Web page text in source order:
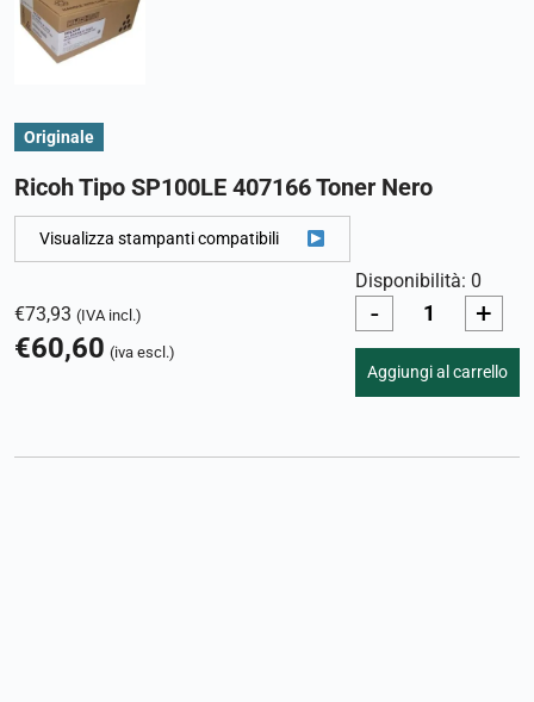
Originale
Ricoh Tipo SP100LE 407166 Toner Nero
Visualizza stampanti compatibili
€73,93 (IVA incl.)
€60,60 (iva escl.)
Disponibilità: 0
- +
Aggiungi al carrello